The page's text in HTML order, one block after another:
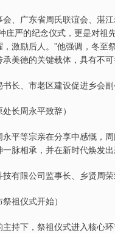
、广东省周氏联谊会、湛
庄严的纪念仪式，更是对
激励后人。”他强调，冬
美德的关键载体，具有不可
书长、市老区建设促进乡会副
长周永平致辞）
平等宗亲在分享中感慨，
脉相承，并在新时代焕发出
技有限公司监事长、乡贤周荣
祖仪式开始）
持下，祭祖仪式进入核心